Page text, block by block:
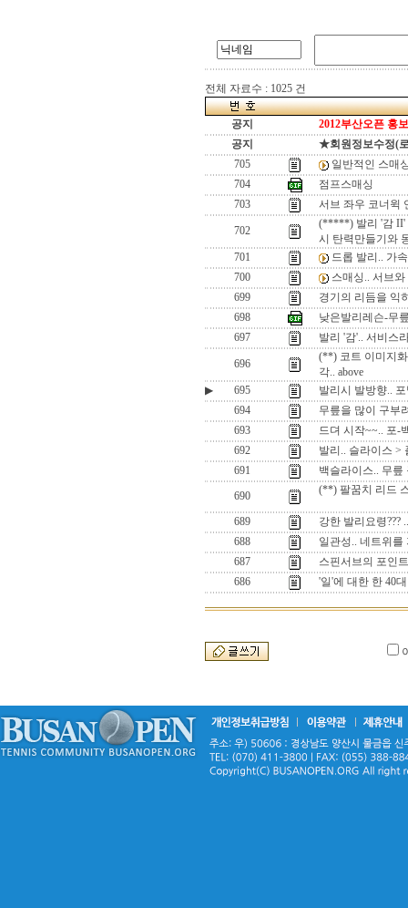
전체 자료수 : 1025 건
공지
2012부산오픈 홍
공지
★회원정보수정(
705
일반적인 스매
704
점프스매싱
703
서브 좌우 코너윅
702
(*****) 발리 '감 II'
시 탄력만들기와
701
드롭 발리.. 가
700
스매싱.. 서브
699
경기의 리듬을 익
698
낮은발리레슨-무
697
발리 '감'.. 서비스
696
(**) 코트 이미지
각.. above
▶
695
발리시 발방향..
694
무릎을 많이 구부
693
드뎌 시작~~.. 포-
692
발리.. 슬라이스 >
691
백슬라이스.. 무릎
690
(**) 팔꿈치 리드
689
강한 발리요령???
688
일관성.. 네트위를
687
스핀서브의 포인
686
'일'에 대한 한 40